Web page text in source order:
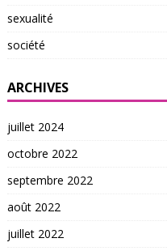
sexualité
société
ARCHIVES
juillet 2024
octobre 2022
septembre 2022
août 2022
juillet 2022